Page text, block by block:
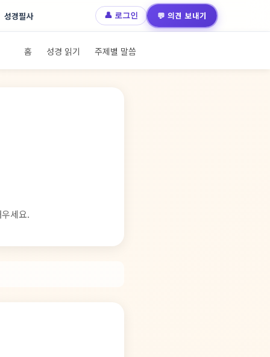
성경필사 👤 로그인 💬 의견 보내기
홈 성경 읽기 주제별 말씀
세요.